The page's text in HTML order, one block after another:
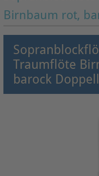
Birnbaum rot,
Traumflöte
barock